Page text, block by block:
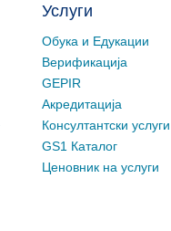
Услуги
Обука и Едукации
Верификација
GEPIR
Акредитација
Консултантски услуги
GS1 Каталог
Ценовник на услуги